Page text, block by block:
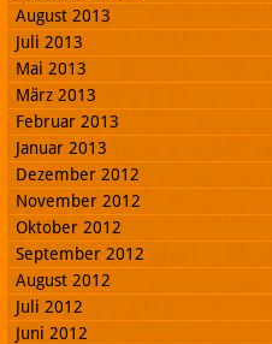
August 2013
Juli 2013
Mai 2013
März 2013
Februar 2013
Januar 2013
Dezember 2012
November 2012
Oktober 2012
September 2012
August 2012
Juli 2012
Juni 2012